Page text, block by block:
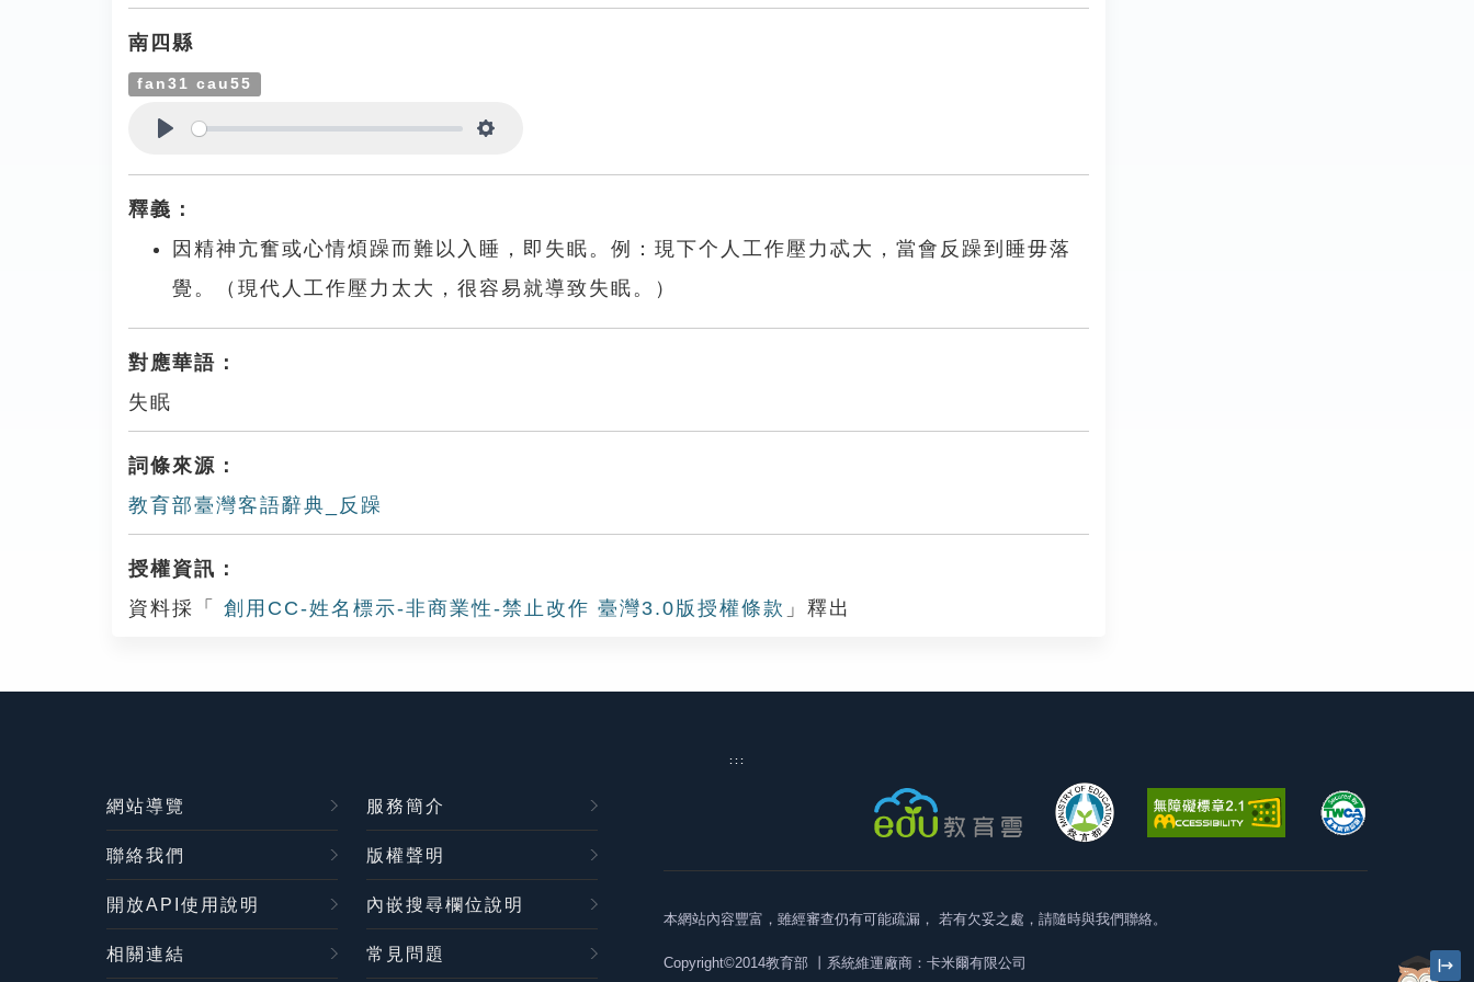
南四縣
fan31 cau55
釋義：
因精神亢奮或心情煩躁而難以入睡，即失眠。例：現下个人工作壓力忒大，當會反躁到睡毋落
覺。（現代人工作壓力太大，很容易就導致失眠。）
對應華語：
失眠
詞條來源：
教育部臺灣客語辭典_反躁
授權資訊：
資料採「
創用CC-姓名標示-非商業性-禁止改作 臺灣3.0版授權條款 」釋出
:::
網站導覽 服務簡介
聯絡我們 版權聲明
開放API使用說明 內嵌搜尋欄位說明
相關連結 常見問題
本網站內容豐富，雖經審查仍有可能疏漏， 若有欠妥之處，請隨時與我們聯絡。
Copyright©2014教育部 丨系統維運廠商：卡米爾有限公司